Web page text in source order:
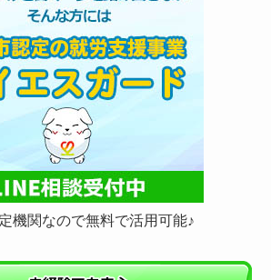
機関なので無料で活用可能♪